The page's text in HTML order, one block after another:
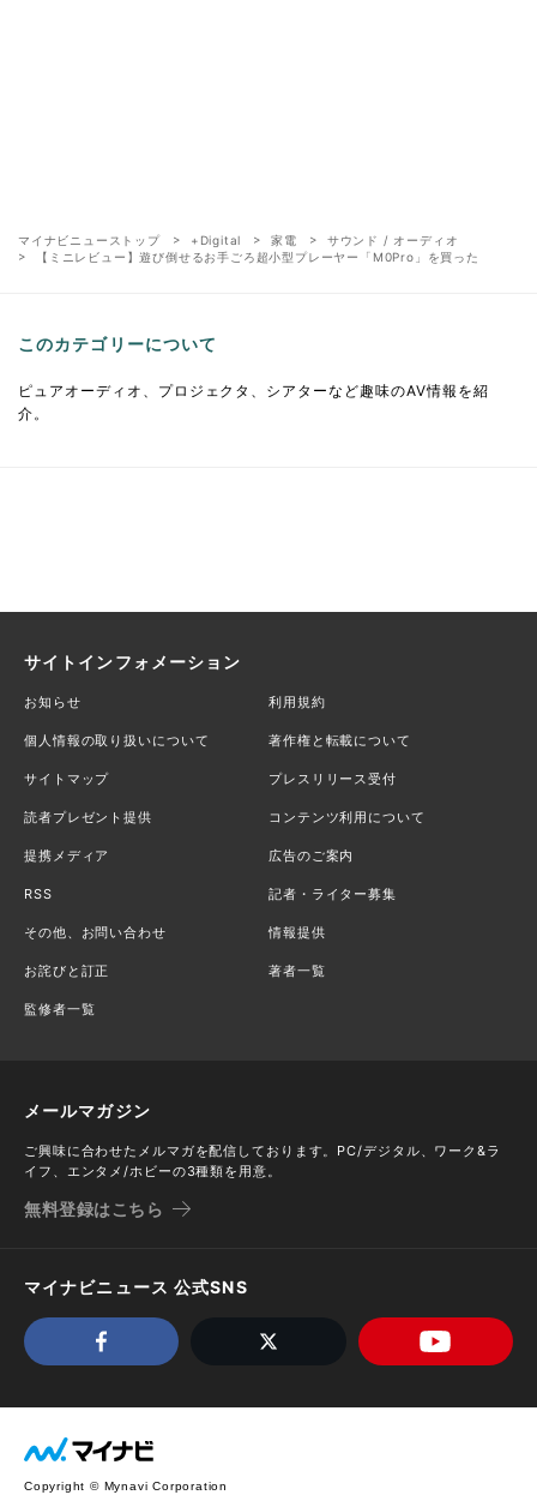
マイナビニューストップ +Digital 家電
サウンド / オーディオ
【ミニレビュー】遊び倒せるお手ごろ超小型プレーヤー「M0Pro」を買った
このカテゴリーについて
ピュアオーディオ、プロジェクタ、シアターなど趣味のAV情報を紹
介。
サイトインフォメーション
お知らせ 利用規約
個人情報の取り扱いについて 著作権と転載について
サイトマップ プレスリリース受付
読者プレゼント提供 コンテンツ利用について
提携メディア 広告のご案内
RSS 記者・ライター募集
その他、お問い合わせ 情報提供
お詫びと訂正 著者一覧
監修者一覧
メールマガジン
ご興味に合わせたメルマガを配信しております。PC/デジタル、ワーク&ラ
イフ、エンタメ/ホビーの3種類を用意。
無料登録はこちら
マイナビニュース 公式SNS
Copyright © Mynavi Corporation